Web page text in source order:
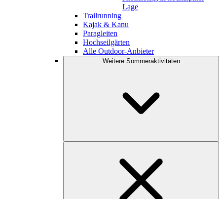
Lage
Trailrunning
Kajak & Kanu
Paragleiten
Hochseilgärten
Alle Outdoor-Anbieter
Weitere Sommeraktivitäten